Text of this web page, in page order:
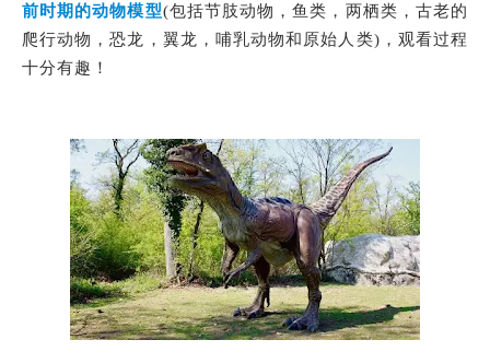
前时期的动物模型(包括节肢动物，鱼类，两栖类，古老的
爬行动物，恐龙，翼龙，哺乳动物和原始人类)，观看过程
十分有趣！